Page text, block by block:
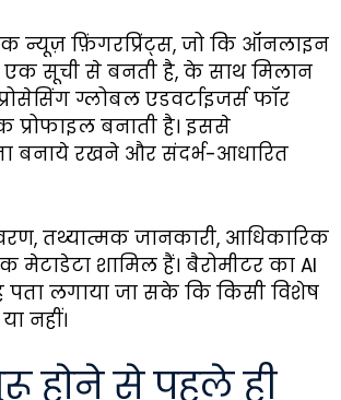
न्यूज़ फ़िंगरप्रिंट्स, जो कि ऑनलाइन
एक सूची से बनती है, के साथ मिलान
ग्लोबल एडवर्टाइजर्स फॉर
प्रोफाइल बनाती है। इससे
बनाये रखने और संदर्भ-आधारित
तथ्यात्मक जानकारी, आधिकारिक
शामिल हैं। बैरोमीटर का AI
लगाया जा सके कि किसी विशेष
नहीं।
होने से पहले ही